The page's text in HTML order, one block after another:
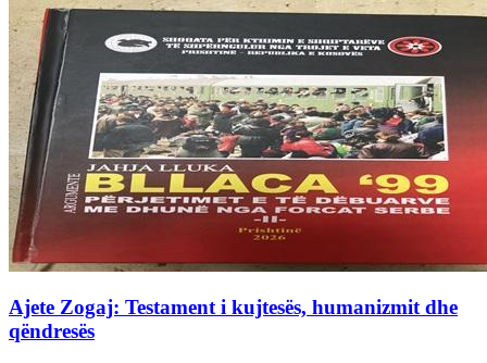
Ajete Zogaj: Testament i kujtesës, humanizmit dhe
qëndresës